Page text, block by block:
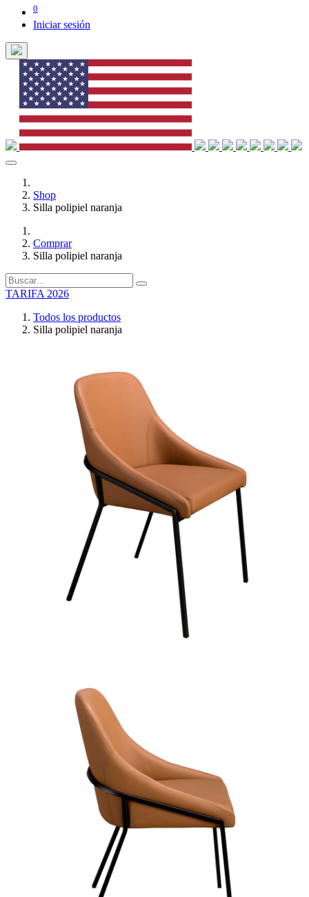
0
Iniciar sesión
Shop
Silla polipiel naranja
Comprar
Silla polipiel naranja
TARIFA 2026
Todos los productos
Silla polipiel naranja